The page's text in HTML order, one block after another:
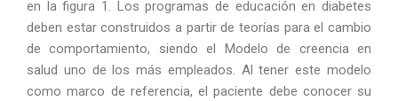
en la figura 1. Los programas de educación en diabetes
deben estar construidos a partir de teorías para el cambio
de comportamiento, siendo el Modelo de creencia en
salud uno de los más empleados. Al tener este modelo
como marco de referencia, el paciente debe conocer su